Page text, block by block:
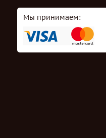
Мы принимаем: